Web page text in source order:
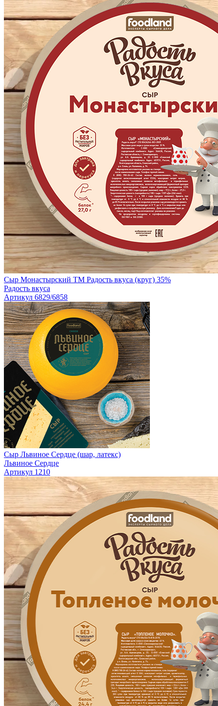
Сыр Монастырский TM Радость вкуса (круг) 35%
Радость вкуса
Артикул 6829/6858
Сыр Львиное Сердце (шар, латекс)
Львиное Сердце
Артикул 1210